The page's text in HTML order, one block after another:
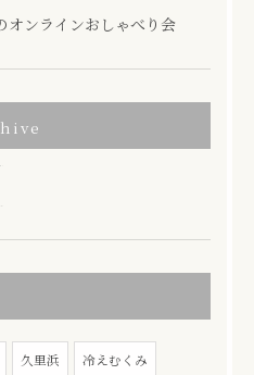
ンラインおしゃべり会
久里浜 冷えむくみ